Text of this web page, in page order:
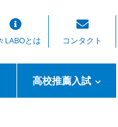
LABOとは コンタクト
高校推薦入試